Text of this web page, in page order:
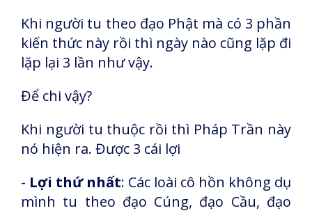
Khi người tu theo đạo Phật mà có 3 phần
kiến thức này rồi thì ngày nào cũng lặp đi
lặp lại 3 lần như vậy.
Để chi vậy?
Khi người tu thuộc rồi thì Pháp Trần này
nó hiện ra. Được 3 cái lợi
- Lợi thứ nhất: Các loài cô hồn không dụ
mình tu theo đạo Cúng, đạo Cầu, đạo